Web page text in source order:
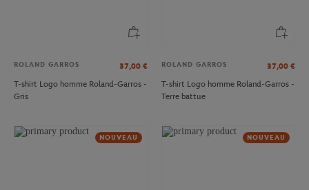
ROLAND GARROS 37,00 €
T-shirt Logo homme Roland-Garros -
Gris
ROLAND GARROS 37,00 €
T-shirt Logo homme Roland-Garros -
Terre battue
NOUVEAU NOUVEAU